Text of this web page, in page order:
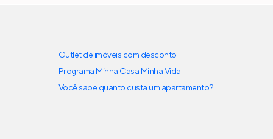
Outlet de imóveis com desconto
Programa Minha Casa Minha Vida
Você sabe quanto custa um apartamento?